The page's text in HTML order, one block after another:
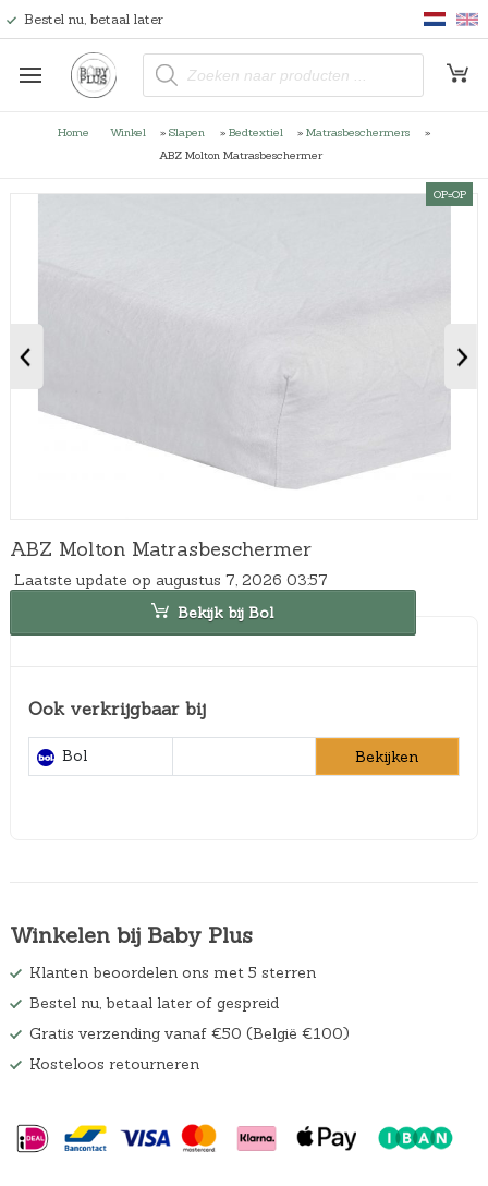
Bestel nu, betaal later
P
o
c
z
Home Winkel » Slapen » Bedtextiel » Matrasbeschermers
»
ABZ Molton Matrasbeschermer
OP=OP
ABZ Molton Matrasbeschermer
Laatste update op augustus 7, 2026 03:57
Bekijk bij Bol
Ook verkrijgbaar bij
Bol Bekijken
Winkelen bij Baby Plus
Klanten beoordelen ons met 5 sterren
Bestel nu, betaal later of gespreid
Gratis verzending vanaf €50 (België €100)
Kosteloos retourneren